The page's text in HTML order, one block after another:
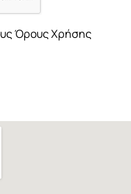
Όρους Χρήσης